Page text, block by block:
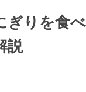
ぎりを食
説